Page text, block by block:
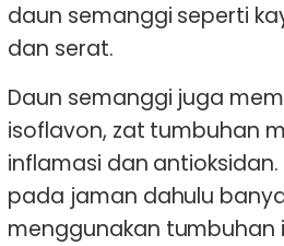
daun semanggi seperti
dan serat.
Daun semanggi juga
isoflavon, zat tumbuhan
inflamasi dan antioksidan.
pada jaman dahulu
menggunakan tumbuhan